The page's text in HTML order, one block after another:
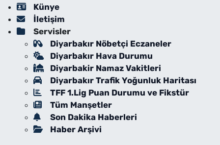
Künye
İletişim
Servisler
Diyarbakır Nöbetçi Eczaneler
Diyarbakır Hava Durumu
Diyarbakir Namaz Vakitleri
Diyarbakır Trafik Yoğunluk Haritası
TFF 1.Lig Puan Durumu ve Fikstür
Tüm Manşetler
Son Dakika Haberleri
Haber Arşivi